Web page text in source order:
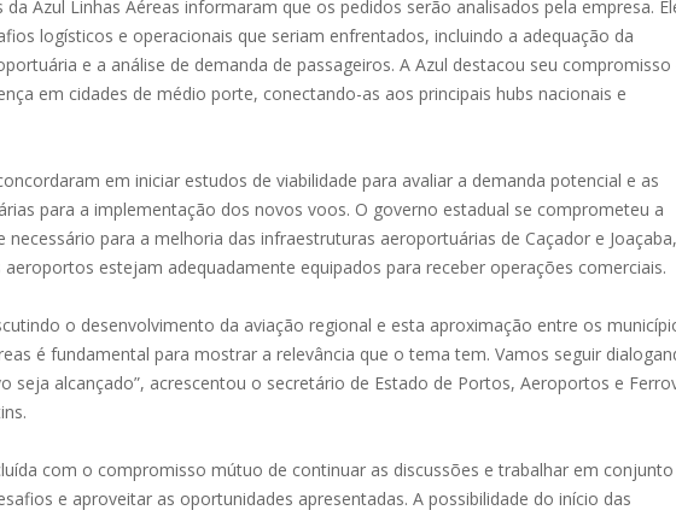
da Azul Linhas Aéreas informaram que os pedidos serão analisados pela empresa.
logísticos e operacionais que seriam enfrentados, incluindo a adequação da
e a análise de demanda de passageiros. A Azul destacou seu compromisso
em cidades de médio porte, conectando-as aos principais hubs nacionais e
em iniciar estudos de viabilidade para avaliar a demanda potencial e as
para a implementação dos novos voos. O governo estadual se comprometeu a
para a melhoria das infraestruturas aeroportuárias de Caçador e Joaçaba,
aeroportos estejam adequadamente equipados para receber operações comerciais.
o desenvolvimento da aviação regional e esta aproximação entre os
é fundamental para mostrar a relevância que o tema tem. Vamos seguir
seja alcançado”, acrescentou o secretário de Estado de Portos, Aeroportos e
com o compromisso mútuo de continuar as discussões e trabalhar em conjunto
e aproveitar as oportunidades apresentadas. A possibilidade do início das